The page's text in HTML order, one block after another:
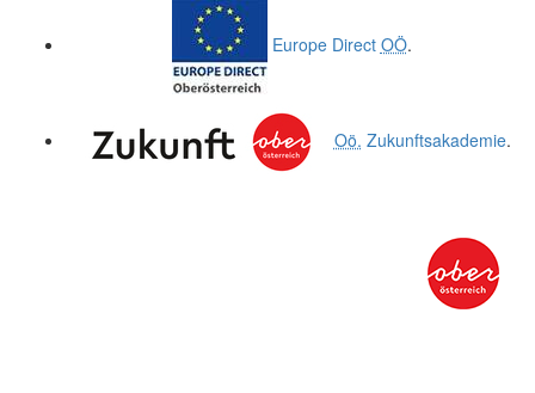
Europe Direct OÖ.
Oö. Zukunftsakademie.